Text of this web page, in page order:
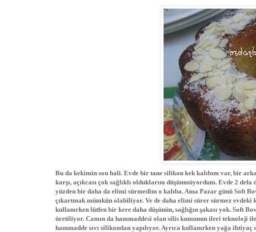
Bu da kekimin son hali. Evde bir tane silikon kek kalıbım var, bir
karşı, açıkcası çok sağlıklı olduklarını düşünmüyordum. Evde 2
yüzden bir daha da elimi sürmedim o kalıba. Ama Pazar günü Soft
çıkartmak mümkün olabiliyor. Ve de daha elimi sürer sürmez evdeki
kullanırken lütfen bir kere daha düşünün, sağlığın şakası yok. Soft
üretiliyor. Camın da hammaddesi olan silis kumunun ileri teknoloji ile
hammadde sıvı silikondan yapılıyor. Ayrıca kullanırken yağa